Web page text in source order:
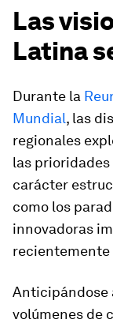
Las
Latina
Durante la
Mundial, las
regionales
las
carácter
como los
innovadoras
recientemente
Anticipándose
volúmenes de